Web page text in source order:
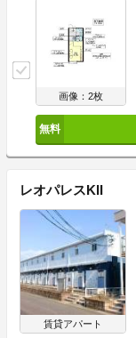
画像：2枚
レオパレスKII
賃貸アパート